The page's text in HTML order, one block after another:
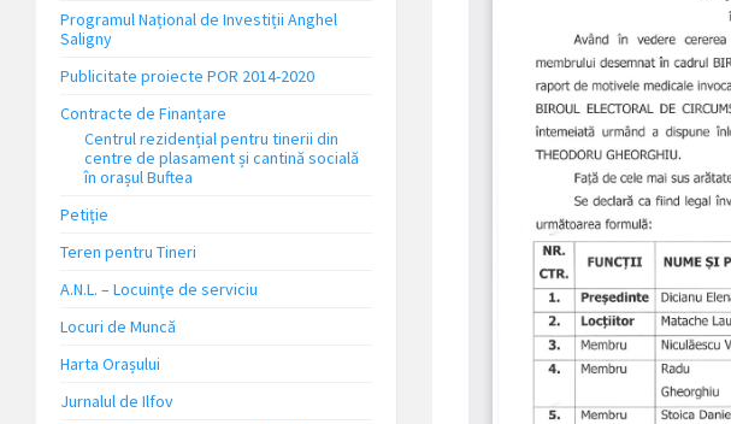
Programul Național de Investiții Anghel
Saligny
Publicitate proiecte POR 2014-2020
Contracte de Finanțare
Centrul rezidențial pentru tinerii din
centre de plasament și cantină socială
în orașul Buftea
Petiție
Teren pentru Tineri
A.N.L. – Locuinţe de serviciu
Locuri de Muncă
Harta Orașului
Jurnalul de Ilfov